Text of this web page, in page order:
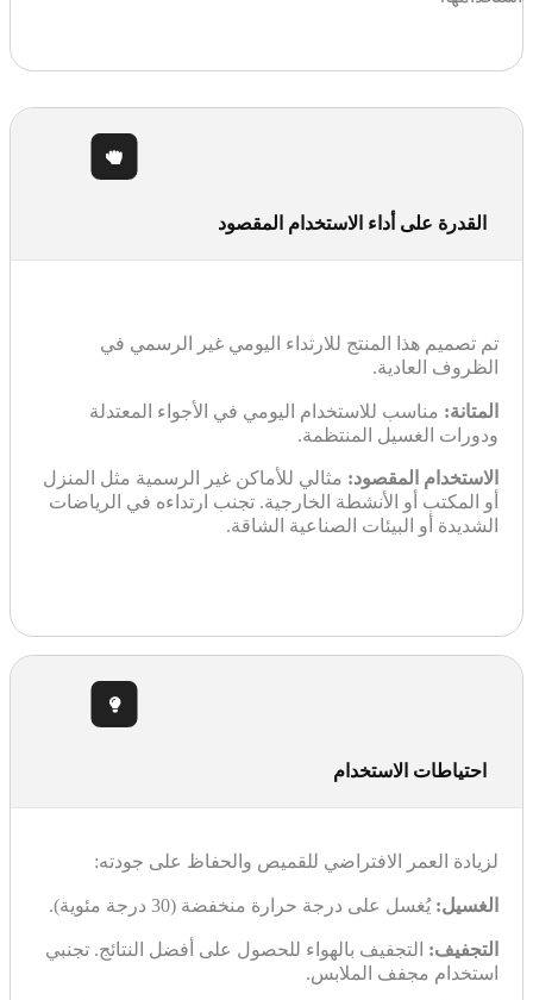
القدرة على أداء الاستخدام المقصود
تم تصميم هذا المنتج للارتداء اليومي غير الرسمي في
الظروف العادية.
المتانة: مناسب للاستخدام اليومي في الأجواء المعتدلة
ودورات الغسيل المنتظمة.
الاستخدام المقصود: مثالي للأماكن غير الرسمية مثل المنزل
أو المكتب أو الأنشطة الخارجية. تجنب ارتداءه في الرياضات
الشديدة أو البيئات الصناعية الشاقة.
احتياطات الاستخدام
لزيادة العمر الافتراضي للقميص والحفاظ على جودته:
الغسيل: يُغسل على درجة حرارة منخفضة (30 درجة مئوية).
التجفيف: التجفيف بالهواء للحصول على أفضل النتائج. تجنبي
استخدام مجفف الملابس.